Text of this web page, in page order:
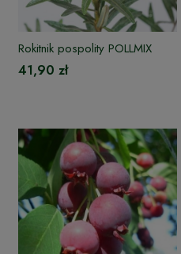
Rokitnik pospolity POLLMIX
41,90 zł